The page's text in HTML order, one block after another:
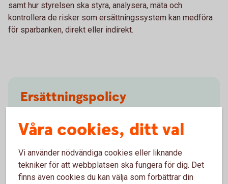
samt hur styrelsen ska styra, analysera, mäta och
kontrollera de risker som ersättningssystem kan medföra
för sparbanken, direkt eller indirekt.
Ersättningspolicy
Fryksdalens Sparbanks ersättningspolicy
Våra cookies, ditt val
Vi använder nödvändiga cookies eller liknande
tekniker för att webbplatsen ska fungera för dig. Det
finns även cookies du kan välja som förbättrar din